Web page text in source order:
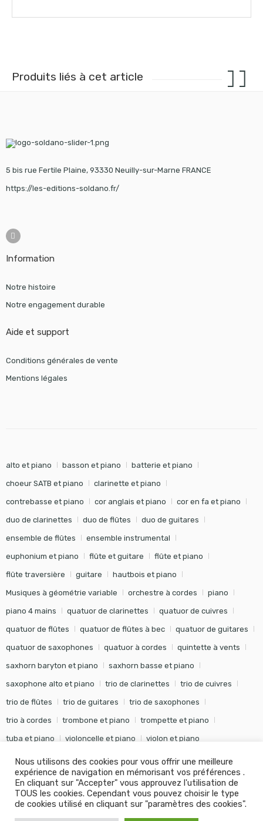
Produits liés à cet article
5 bis rue Fertile Plaine, 93330 Neuilly-sur-Marne FRANCE
https://les-editions-soldano.fr/
Information
Notre histoire
Notre engagement durable
Aide et support
Conditions générales de vente
Mentions légales
alto et piano basson et piano batterie et piano
choeur SATB et piano clarinette et piano
contrebasse et piano cor anglais et piano cor en fa et piano
duo de clarinettes duo de flûtes duo de guitares
ensemble de flûtes ensemble instrumental
euphonium et piano flûte et guitare flûte et piano
flûte traversière guitare hautbois et piano
Musiques à géométrie variable orchestre à cordes piano
piano 4 mains quatuor de clarinettes quatuor de cuivres
quatuor de flûtes quatuor de flûtes à bec quatuor de guitares
quatuor de saxophones quatuor à cordes quintette à vents
saxhorn baryton et piano saxhorn basse et piano
saxophone alto et piano trio de clarinettes trio de cuivres
trio de flûtes trio de guitares trio de saxophones
trio à cordes trombone et piano trompette et piano
tuba et piano violoncelle et piano violon et piano
© Editions Soldano - Tous droits réservés - Conception Khalid
Nous utilisons des cookies pour vous offrir une meilleure
expérience de navigation en mémorisant vos préférences .
En cliquant sur "Accepter" vous approuvez l'utilisation de
TOUS les cookies. Cependant vous pouvez choisir le type
de cookies utilisé en cliquant sur "paramètres des cookies".